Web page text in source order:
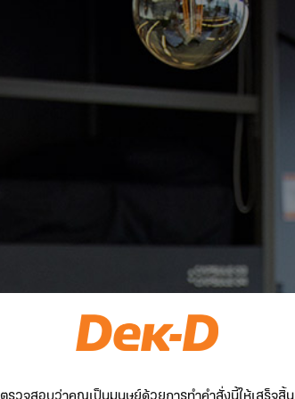
ตรวจสอบว่าคุณเป็นมนุษย์ด้วยการทำคำสั่งนี้ให้เสร็จสิ้น